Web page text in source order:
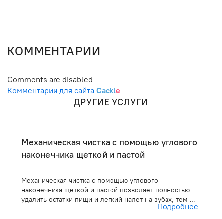
КОММЕНТАРИИ
Comments are disabled
Комментарии для сайта Cackle
ДРУГИЕ УСЛУГИ
Механическая чистка с помощью углового
наконечника щеткой и пастой
Механическая чистка с помощью углового
наконечника щеткой и пастой позволяет полностью
удалить остатки пищи и легкий налет на зубах, тем …
Подробнее